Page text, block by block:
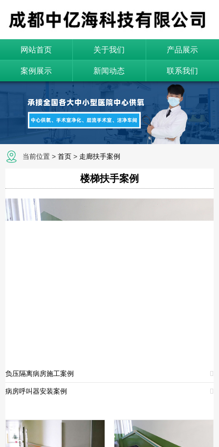
网站首页 关于我们 产品展示
案例展示 新闻动态 联系我们
当前位置 >首页 > 走廊扶手案例
楼梯扶手案例
负压隔离病房施工案例 
病房呼叫器安装案例 